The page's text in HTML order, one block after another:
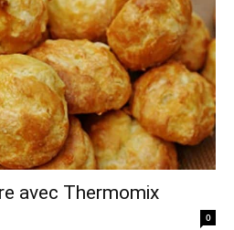
avec Thermomix
0